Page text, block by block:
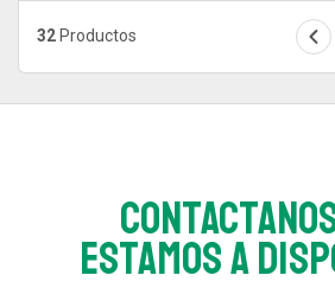
32 Productos
estamos a